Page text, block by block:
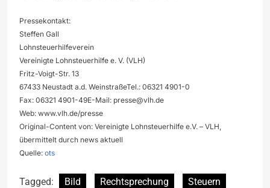
Pressekontakt:
Steffen Gall
Lohnsteuerhilfeverein
Vereinigte Lohnsteuerhilfe e. V. (VLH)
Fritz-Voigt-Str. 13
67433 Neustadt a.d. WeinstraßeTel.: 06321 4901-0
Fax: 06321 4901-49E-Mail: presse@vlh.de
Web: www.vlh.de/presse
Original-Content von: Vereinigte Lohnsteuerhilfe e.V. – VLH,
übermittelt durch news aktuell
Quelle: ots
Tagged: Bild Rechtsprechung
Steuern